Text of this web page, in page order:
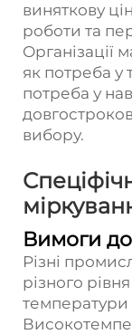
виняткову
роботи та
Організації
як потреба у
потреба у
вибору.
Вимоги
Різні
різного
температури